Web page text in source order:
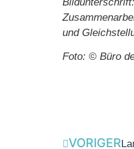
und
Foto: © Büro
VORIGER